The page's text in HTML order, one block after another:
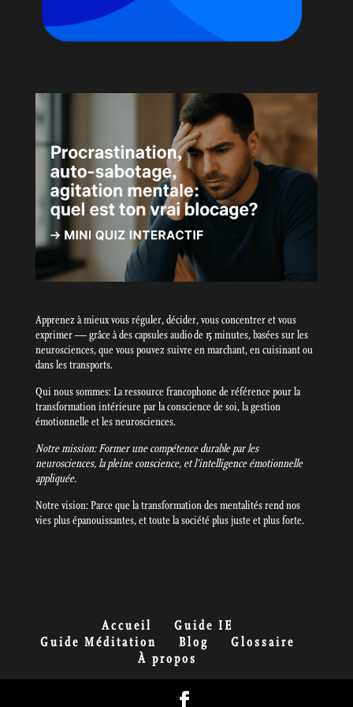
Apprenez à mieux vous réguler, décider, vous concentrer et vous
exprimer — grâce à des capsules audio de 15 minutes, basées sur les
neurosciences, que vous pouvez suivre en marchant, en cuisinant ou
dans les transports.
Qui nous sommes: La ressource francophone de référence pour la
transformation intérieure par la conscience de soi, la gestion
émotionnelle et les neurosciences.
Notre mission: Former une compétence durable par les
neurosciences, la pleine conscience, et l’intelligence émotionnelle
appliquée.
Notre vision: Parce que la transformation des mentalités rend nos
vies plus épanouissantes, et toute la société plus juste et plus forte.
Accueil
Guide IE
Guide Méditation
Blog
Glossaire
À propos